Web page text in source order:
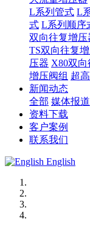
L系列管式 L
式 L系列顺序
双向往复增压
TS双向往复
压器 X80双
增压阀组 超
新闻动态
全部 媒体报道
资料下载
客户案例
联系我们
English